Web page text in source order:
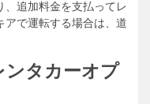
追加料金を支払ってレ
アで運転する場合は、道
ンタカーオプ